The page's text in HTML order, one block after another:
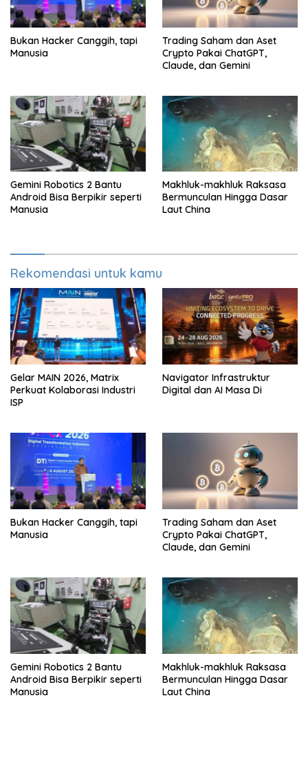
Bukan Hacker Canggih, tapi
Manusia
Trading Saham dan Aset
Crypto Pakai ChatGPT,
Claude, dan Gemini
Gemini Robotics 2 Bantu
Android Bisa Berpikir seperti
Manusia
Makhluk-makhluk Raksasa
Bermunculan Hingga Dasar
Laut China
Rekomendasi untuk kamu
Gelar MAIN 2026, Matrix
Perkuat Kolaborasi Industri
ISP
Navigator Infrastruktur
Digital dan AI Masa Di
Bukan Hacker Canggih, tapi
Manusia
Trading Saham dan Aset
Crypto Pakai ChatGPT,
Claude, dan Gemini
Gemini Robotics 2 Bantu
Android Bisa Berpikir seperti
Manusia
Makhluk-makhluk Raksasa
Bermunculan Hingga Dasar
Laut China